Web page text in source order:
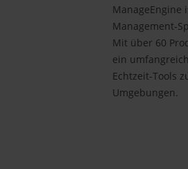
ManageEngine
Management-
Mit über 60
ein
Echtzeit-Tools
Umgebungen.